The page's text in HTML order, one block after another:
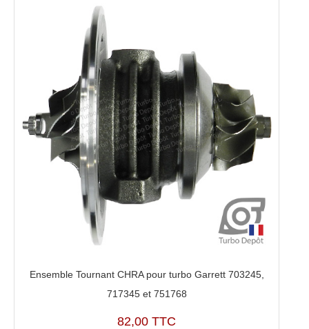
Ensemble Tournant CHRA pour turbo Garrett 703245,
717345 et 751768
82,00 TTC